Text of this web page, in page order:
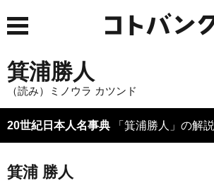
箕浦勝人
（読み）ミノウラ カツンド
20世紀日本人名事典 「箕浦勝人」の解説
箕浦 勝人